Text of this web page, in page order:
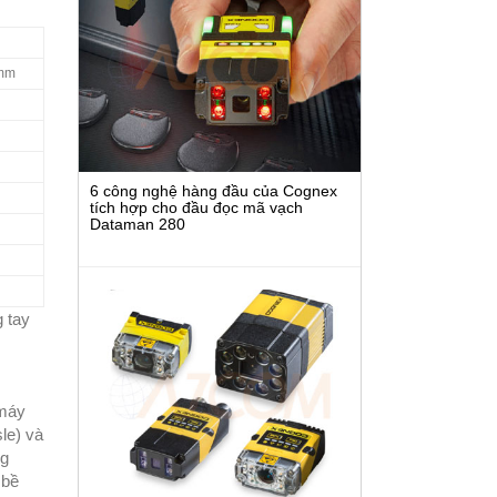
tay
và
6 công nghệ hàng đầu của Cognex
tích hợp cho đầu đọc mã vạch
Dataman 280